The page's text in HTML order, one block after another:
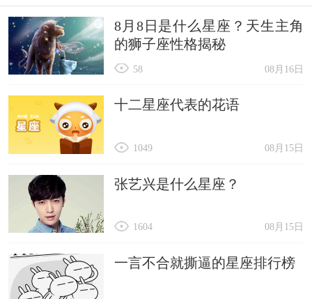
41. 暮色苍穹
42. 火山之息
43. 碎星寒夜
45. 极速光影
46. 黑夜传说
47. 幽冥鬼影
48. 狂风暴雨
49. 龙之舞者
50. 星际旅行者
8月8日是什么星座？天生主角
的狮子座性格揭秘
08月16日
58
十二星座代表的花语
08月15日
1049
张艺兴是什么星座？
08月15日
1604
一言不合就撕逼的星座排行榜